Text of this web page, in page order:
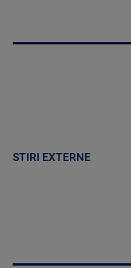
STIRI EXTERNE